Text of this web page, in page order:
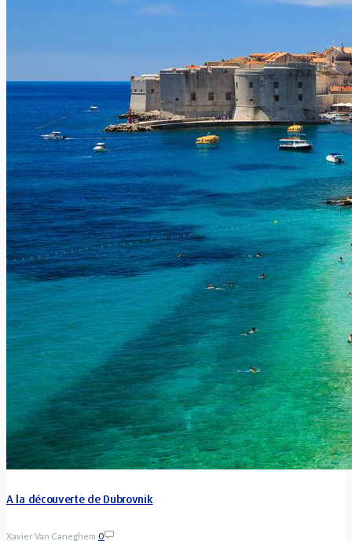
A la découverte de Dubrovnik
Xavier Van Caneghem 0